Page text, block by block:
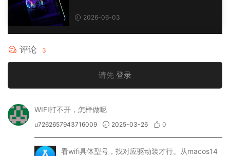
ackintosh
2026-06-03
评论 3
请先 登录
WIFI打不开，怎样做呢
u7262657943716009 2025-03-26 0
看wifi具体型号，找对应驱动装才行。从macos14